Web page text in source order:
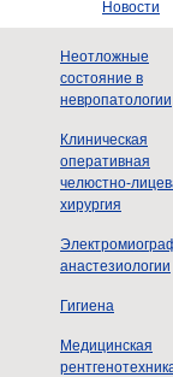
Новости
Неотложные
состояние в
невропатологии
Клиническая
оперативная
челюстно-
хирургия
анастезиологии
Гигиена
Медицинская